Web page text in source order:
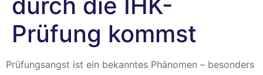
Prüfung kommst
Prüfungsangst ist ein bekanntes Phänomen – besonders